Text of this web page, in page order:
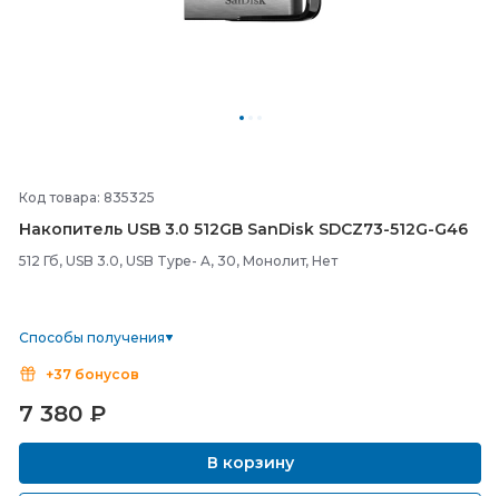
Код товара: 835325
Накопитель USB 3.0 512GB SanDisk SDCZ73-512G-G46
512 Гб, USB 3.0, USB Type- A, 30, Монолит, Нет
Способы получения
+37 бонусов
7 380 ₽
В корзину